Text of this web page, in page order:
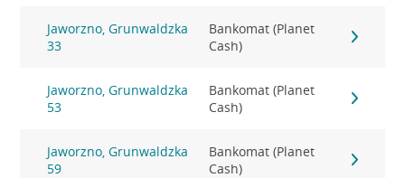
Jaworzno, Grunwaldzka
33
Bankomat (Planet
Cash)
Jaworzno, Grunwaldzka
53
Bankomat (Planet
Cash)
Jaworzno, Grunwaldzka
59
Bankomat (Planet
Cash)